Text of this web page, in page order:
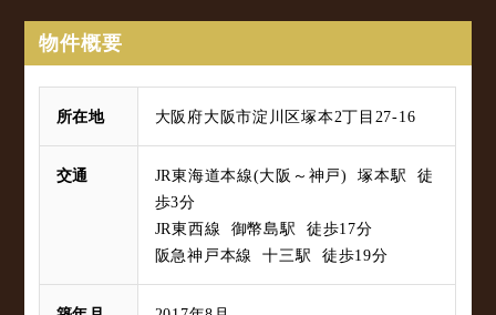
物件概要
所在地 大阪府大阪市淀川区塚本2丁目27-16
交通
JR東海道本線(大阪～神戸) 塚本駅 徒
歩3分
JR東西線 御幣島駅 徒歩17分
阪急神戸本線 十三駅 徒歩19分